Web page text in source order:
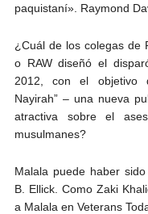
paquistaní». Raymond
¿Cuál de los colegas de
o RAW diseñó el
2012, con el objetivo
Nayirah” – una nueva
atractiva sobre el
musulmanes?
Malala puede haber
B. Ellick. Como Zaki
a Malala en Veterans